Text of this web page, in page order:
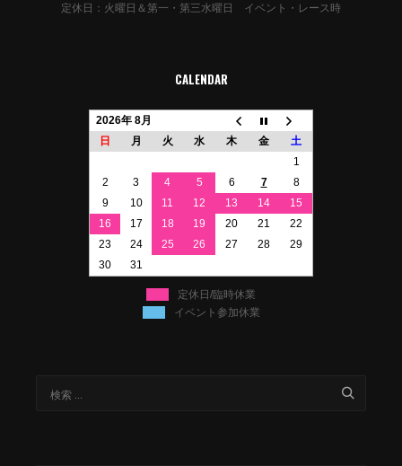
定休日：火曜日＆第一・第三水曜日 イベント・レース時
CALENDAR
2026年 8月
日
月 火 水 木 金
土
1
2
3 4 5 6 7
8
9
10 11 12 13 14
15
16
17 18 19 20 21
22
23
24 25 26 27 28
29
30
31
定休日/臨時休業
イベント参加休業